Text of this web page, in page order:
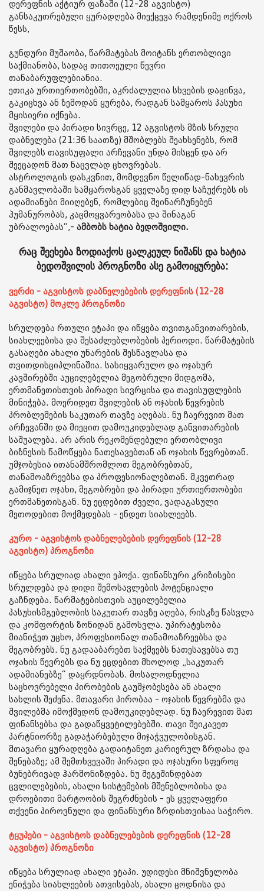
დერეფნის აქტიურ ფაზაში (12-28 აგვისტო)
განსაკუთრებული ყურადღება მიექცევა რამდენიმე ოქროს
წესს,
გუნდური მუშაობა, წარმატებას მოიტანს ერთობლივი
საქმიანობა, სადაც თითოეული წევრი
თანაბარუფლებიანია.
ეთიკა ურთიერთობებში, აკრძალულია სხვების დაცინვა,
გაკიცხვა ან ზემოდან ყურება, რადგან სამყაროს პასუხი
მყისიერი იქნება.
შვილები და პირადი სივრცე, 12 აგვისტოს მზის სრული
დაბნელება (21:36 საათზე) მშობლებს შეახსენებს, რომ
შვილებს თავისუფალი არჩევანი უნდა მისცენ და არ
შეეცადონ მათ ნაცვლად ცხოვრებას.
ასტროლოგის დასკვნით, მომდევნო წელიწად-ნახევრის
განმავლობაში სამყაროსგან ყველაზე დიდ საჩუქრებს ის
ადამიანები მიიღებენ, რომლებიც შეინარჩუნებენ
ჰუმანურობას, კაცმოყვარეობასა და შინაგან
უბრალოებას“,- ამბობს ხატია ბედოშვილი.
რაც შეეხება ზოდიაქოს ცალკეულ ნიშანს და ხატია
ბედოშვილის პროგნოზი ასე გამოიყურება:
ვერძი - აგვისტოს დაბნელებების დერეფნის (12-28
აგვისტო) მოკლე პროგნოზი
სრულდება რთული ეტაპი და იწყება თვითგანვითარების,
სიახლეებისა და შესაძლებლობების პერიოდი. წარმატების
გასაღები ახალი უნარების შესწავლასა და
თვითდისციპლინაშია. სასიყვარულო და ოჯახურ
კავშირებში აუცილებელია მეგობრული მიდგომა,
ერთმანეთისთვის პირადი სივრცისა და თავისუფლების
მინიჭება. მოერიდეთ შვილების ან ოჯახის წევრების
პრობლემების საკუთარ თავზე აღებას. ნუ ჩაერევით მათ
არჩევანში და მიეცით დამოუკიდებლად განვითარების
საშუალება. არ არის რეკომენდებული ერთობლივი
ბიზნესის წამოწყება ნათესავებთან ან ოჯახის წევრებთან.
უმჯობესია ითანამშრომლოთ მეგობრებთან,
თანამოაზრეებსა და პროფესიონალებთან. მკვეთრად
გამიჯნეთ ოჯახი, მეგობრები და პირადი ურთიერთობები
ერთმანეთისგან. ნუ ეცდებით ძველი, ვადაგასული
მეთოდებით მოქმედებას - ენდეთ სიახლეებს.
კურო - აგვისტოს დაბნელებების დერეფნის (12-28
აგვისტო) პროგნოზი
იწყება სრულიად ახალი ეპოქა. ფინანსური კრიზისები
სრულდება და დიდი შემოსავლების პოტენციალი
გაჩნდება. წარმატებისთვის აუცილებელია
პასუხისმგებლობის საკუთარ თავზე აღება, რისკზე წასვლა
და კომფორტის ზონიდან გამოსვლა. უპირატესობა
მიანიჭეთ უცხო, პროფესიონალ თანამოაზრეებსა და
მეგობრებს. ნუ გადააბარებთ საქმეებს ნათესავებსა თუ
ოჯახის წევრებს და ნუ ეცდებით მხოლოდ „საკუთარ
ადამიანებზე“ დაყრდნობას. მოსალოდნელია
საცხოვრებელი პირობების გაუმჯობესება ან ახალი
სახლის შეძენა. მთავარი პირობაა - ოჯახის წევრებმა და
შვილებმა იმოქმედონ დამოუკიდებლად. ნუ ჩაერევით მათ
ფინანსებსა და გადაწყვეტილებებში. თავი შეიკავეთ
პარტნიორზე გადაჭარბებული მიჯაჭვულობისგან.
მთავარი ყურადღება გადაიტანეთ კარიერულ ზრდასა და
შენებაზე; ამ შემთხვევაში პირადი და ოჯახური სფეროც
ბუნებრივად ჰარმონიზდება. ნუ შეგეშინდებათ
ცვლილებების, ახალი სისტემების მშენებლობისა და
დროებითი მარტოობის შეგრძნების - ეს ყველაფერი
თქვენი პიროვნული და ფინანსური ზრდისთვისაა საჭირო.
ტყუპები - აგვისტოს დაბნელებების დერეფნის (12-28
აგვისტო) პროგნოზი
იწყება სრულიად ახალი ეტაპი. უდიდესი მნიშვნელობა
ენიჭება სიახლეების ათვისებას, ახალი ცოდნისა და